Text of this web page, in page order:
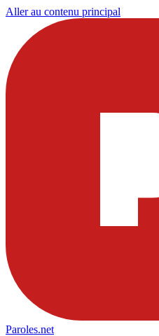
Aller au contenu principal
Paroles.net